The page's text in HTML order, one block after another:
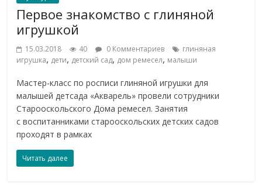
Первое знакомство с глиняной
игрушкой
15.03.2018 40 0 Комментариев
глиняная
игрушка, дети, детский сад, дом ремесел, малыши
Мастер-класс по росписи глиняной игрушки для
малышей детсада «Акварель» провели сотрудники
Старооскольского Дома ремесел. Занятия
с воспитанниками старооскольских детских садов
проходят в рамках
Читать далее